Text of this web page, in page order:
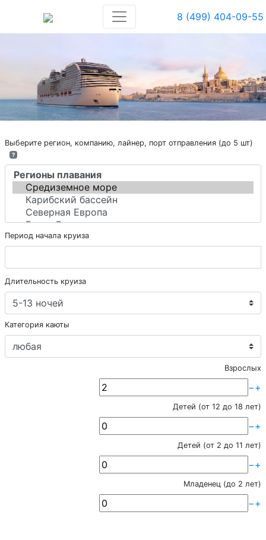
8 (499) 404-09-55
Выберите регион, компанию, лайнер, порт отправления (до 5 шт)
?
Период начала круиза
Длительность круиза
Категория каюты
Взрослых
−+
Детей (от 12 до 18 лет)
−+
Детей (от 2 до 11 лет)
−+
Младенец (до 2 лет)
−+